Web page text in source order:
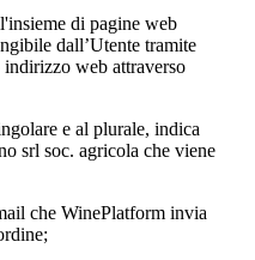
di pagine web
dall’Utente tramite
web attraverso
e al plurale, indica
srl soc. agricola che viene
che WinePlatform invia